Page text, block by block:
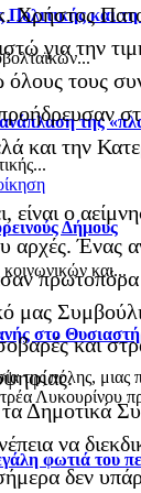
και
της
Δήμους
και...
στο
της πόλης,
Λυκουρίνου
φωτιά
Χρήστος
για την
όλους τους
την
ο
αρχές.
μας
και
Δημοτικά
να
δεν